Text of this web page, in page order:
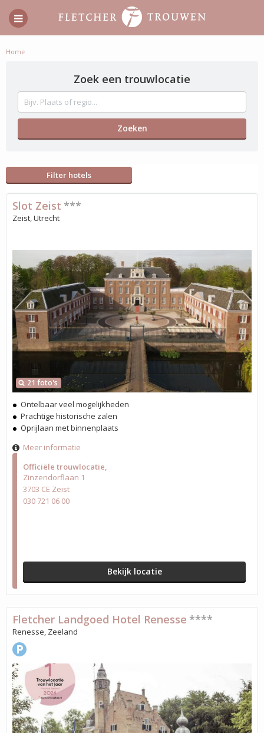
Home
Zoek een trouwlocatie
Filter hotels
Officiële trouwlocatie
Zinzendorflaan 1
3703 CE Zeist
030 721 06 00
Bekijk locatie
21 foto's
Slot Zeist ***
Zeist, Utrecht
Ontelbaar veel mogelijkheden
Prachtige historische zalen
Oprijlaan met binnenplaats
Meer informatie
Fletcher Landgoed Hotel Renesse ****
Renesse, Zeeland